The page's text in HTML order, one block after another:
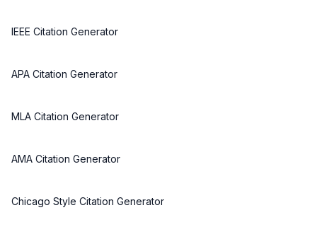
IEEE Citation Generator
APA Citation Generator
MLA Citation Generator
AMA Citation Generator
Chicago Style Citation Generator